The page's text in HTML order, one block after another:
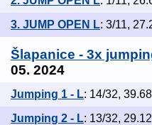
3. JUMP OPEN L: 3/11,
Šlapanice - 3x
05. 2024
Jumping 1 - L: 14/32,
Jumping 2 - L: 13/32,